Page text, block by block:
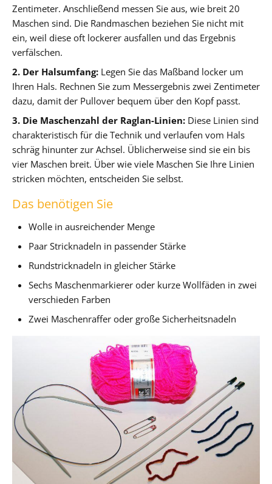
Zentimeter. Anschließend messen Sie aus, wie breit 20
Maschen sind. Die Randmaschen beziehen Sie nicht mit
ein, weil diese oft lockerer ausfallen und das Ergebnis
verfälschen.
2. Der Halsumfang: Legen Sie das Maßband locker um
Ihren Hals. Rechnen Sie zum Messergebnis zwei Zentimeter
dazu, damit der Pullover bequem über den Kopf passt.
3. Die Maschenzahl der Raglan-Linien: Diese Linien sind
charakteristisch für die Technik und verlaufen vom Hals
schräg hinunter zur Achsel. Üblicherweise sind sie ein bis
vier Maschen breit. Über wie viele Maschen Sie Ihre Linien
stricken möchten, entscheiden Sie selbst.
Das benötigen Sie
Wolle in ausreichender Menge
Paar Stricknadeln in passender Stärke
Rundstricknadeln in gleicher Stärke
Sechs Maschenmarkierer oder kurze Wollfäden in zwei
verschieden Farben
Zwei Maschenraffer oder große Sicherheitsnadeln